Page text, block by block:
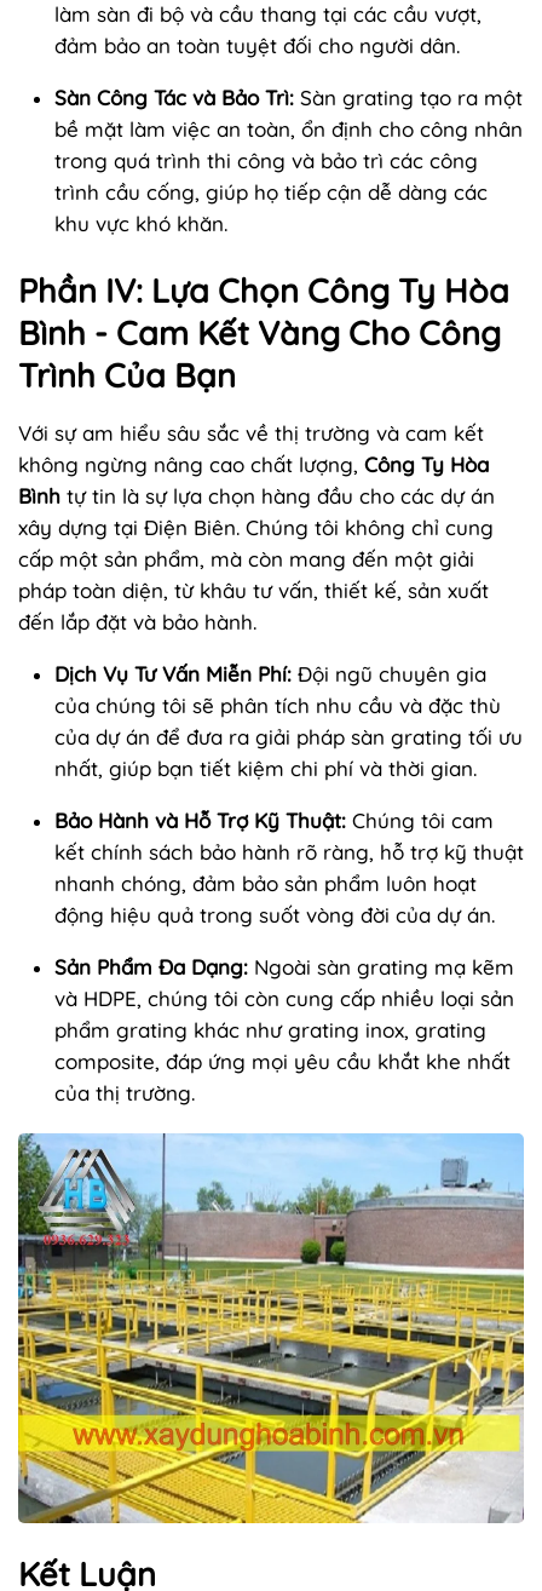
làm sàn đi bộ và cầu thang tại các cầu vượt,
đảm bảo an toàn tuyệt đối cho người dân.
Sàn Công Tác và Bảo Trì: Sàn grating tạo ra một
bề mặt làm việc an toàn, ổn định cho công nhân
trong quá trình thi công và bảo trì các công
trình cầu cống, giúp họ tiếp cận dễ dàng các
khu vực khó khăn.
Phần IV: Lựa Chọn Công Ty Hòa
Bình - Cam Kết Vàng Cho Công
Trình Của Bạn
Với sự am hiểu sâu sắc về thị trường và cam kết
không ngừng nâng cao chất lượng, Công Ty Hòa
Bình tự tin là sự lựa chọn hàng đầu cho các dự án
xây dựng tại Điện Biên. Chúng tôi không chỉ cung
cấp một sản phẩm, mà còn mang đến một giải
pháp toàn diện, từ khâu tư vấn, thiết kế, sản xuất
đến lắp đặt và bảo hành.
Dịch Vụ Tư Vấn Miễn Phí: Đội ngũ chuyên gia
của chúng tôi sẽ phân tích nhu cầu và đặc thù
của dự án để đưa ra giải pháp sàn grating tối ưu
nhất, giúp bạn tiết kiệm chi phí và thời gian.
Bảo Hành và Hỗ Trợ Kỹ Thuật: Chúng tôi cam
kết chính sách bảo hành rõ ràng, hỗ trợ kỹ thuật
nhanh chóng, đảm bảo sản phẩm luôn hoạt
động hiệu quả trong suốt vòng đời của dự án.
Sản Phẩm Đa Dạng: Ngoài sàn grating mạ kẽm
và HDPE, chúng tôi còn cung cấp nhiều loại sản
phẩm grating khác như grating inox, grating
composite, đáp ứng mọi yêu cầu khắt khe nhất
của thị trường.
Kết Luận